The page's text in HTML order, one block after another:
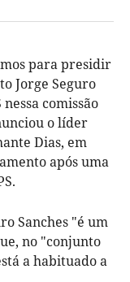
para presidir
Jorge Seguro
comissão
o líder
Dias, em
após uma
Sanches "é um
no "conjunto
a habituado a